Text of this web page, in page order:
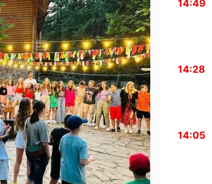
14:49
14:28
14:05